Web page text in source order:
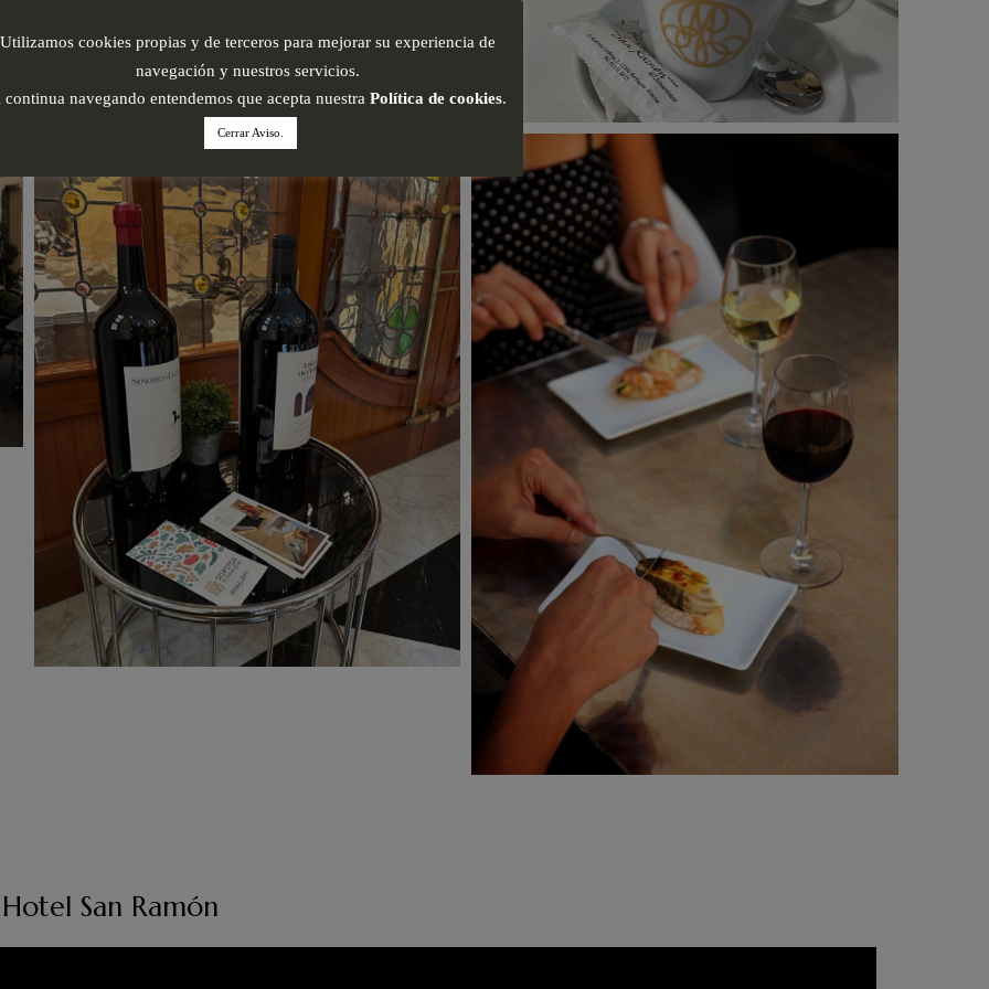
San Ramón
Utilizamos cookies propias y de terceros para mejorar su experiencia de
navegación y nuestros servicios.
continua navegando entendemos que acepta nuestra Política de cookies.
Cerrar Aviso.